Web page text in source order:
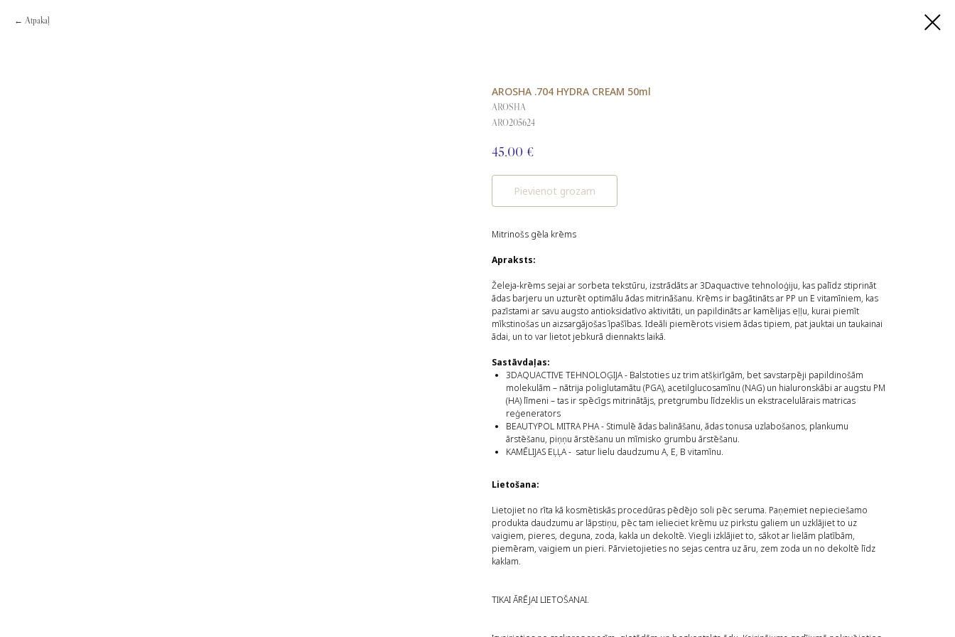
Atpakaļ
AROSHA .704 HYDRA CREAM 50ml
AROSHA
ARO205624
45.00 €
Pievienot grozam
Mitrinošs gēla krēms
Apraksts:
Želeja-krēms sejai ar sorbeta tekstūru, izstrādāts ar 3Daquactive tehnoloģiju, kas palīdz stiprināt
ādas barjeru un uzturēt optimālu ādas mitrināšanu. Krēms ir bagātināts ar PP un E vitamīniem, kas
pazīstami ar savu augsto antioksidatīvo aktivitāti, un papildināts ar kamēlijas eļļu, kurai piemīt
mīkstinošas un aizsargājošas īpašības. Ideāli piemērots visiem ādas tipiem, pat jauktai un taukainai
ādai, un to var lietot jebkurā diennakts laikā.
Sastāvdaļas:
3DAQUACTIVE TEHNOLOĢIJA - Balstoties uz trim atšķirīgām, bet savstarpēji papildinošām
molekulām – nātrija poliglutamātu (PGA), acetilglucosamīnu (NAG) un hialuronskābi ar augstu PM
(HA) līmeni – tas ir spēcīgs mitrinātājs, pretgrumbu līdzeklis un ekstracelulārais matricas
reģenerators
BEAUTYPOL MITRA PHA - Stimulē ādas balināšanu, ādas tonusa uzlabošanos, plankumu
ārstēšanu, piņņu ārstēšanu un mīmisko grumbu ārstēšanu.
KAMĒLIJAS EĻĻA - satur lielu daudzumu A, E, B vitamīnu.
Lietošana:
Lietojiet no rīta kā kosmētiskās procedūras pēdējo soli pēc seruma. Paņemiet nepieciešamo
produkta daudzumu ar lāpstiņu, pēc tam ielieciet krēmu uz pirkstu galiem un uzklājiet to uz
vaigiem, pieres, deguna, zoda, kakla un dekoltē. Viegli izklājiet to, sākot ar lielām platībām,
piemēram, vaigiem un pieri. Pārvietojieties no sejas centra uz āru, zem zoda un no dekoltē līdz
kaklam.
TIKAI ĀRĒJAI LIETOŠANAI.